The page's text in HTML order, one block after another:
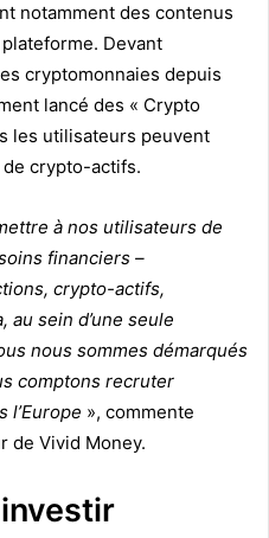
notamment des contenus
Devant
cryptomonnaies depuis
lancé des « Crypto
les utilisateurs peuvent
crypto-actifs.
à nos utilisateurs de
financiers –
crypto-actifs,
au sein d’une seule
nous sommes démarqués
comptons recruter
l’Europe », commente
de Vivid Money.